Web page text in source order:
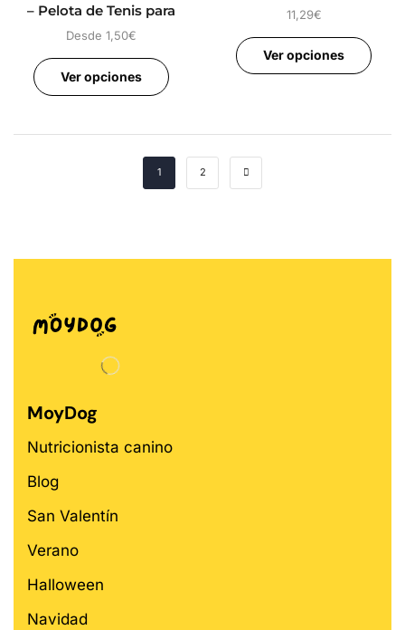
– Pelota de Tenis para
Perros
Desde 1,50€
Ver opciones
para Cachorros
11,29€
Ver opciones
1 2
MoyDog
Nutricionista canino
Blog
San Valentín
Verano
Halloween
Navidad